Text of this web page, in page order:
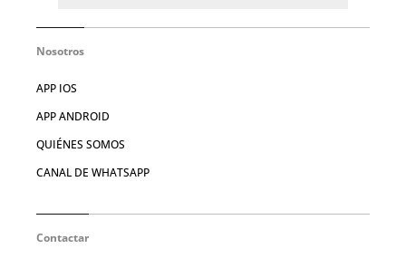
Nosotros
APP IOS
APP ANDROID
QUIÉNES SOMOS
CANAL DE WHATSAPP
Contactar